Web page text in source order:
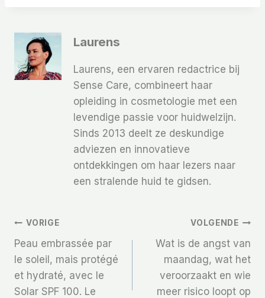
Laurens
Laurens, een ervaren redactrice bij
Sense Care, combineert haar
opleiding in cosmetologie met een
levendige passie voor huidwelzijn.
Sinds 2013 deelt ze deskundige
adviezen en innovatieve
ontdekkingen om haar lezers naar
een stralende huid te gidsen.
Bericht
Navigatie
VORIGE
Peau embrassée par
le soleil, mais protégé
et hydraté, avec le
Solar SPF 100. Le
VOLGENDE
Wat is de angst van
maandag, wat het
veroorzaakt en wie
meer risico loopt op